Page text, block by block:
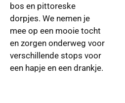
bos en pittoreske
dorpjes. We nemen je
mee op een mooie tocht
en zorgen onderweg voor
verschillende stops voor
een hapje en een drankje.